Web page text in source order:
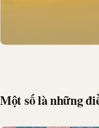
Một số là những